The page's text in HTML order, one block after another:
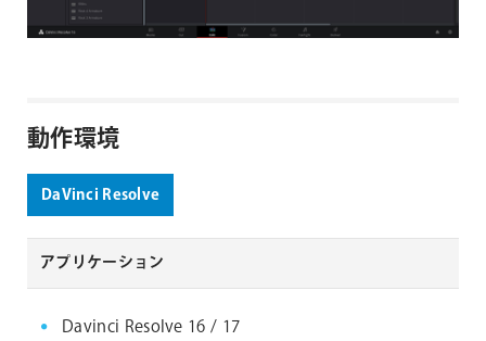
動作環境
DaVinci Resolve
アプリケーション
Davinci Resolve 16 / 17